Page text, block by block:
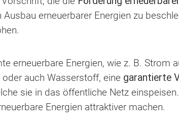
erneuerbarer Energien zu
erneuerbare Energien, wie z. B. Strom
auch Wasserstoff, eine garantierte
sie in das öffentliche Netz
Energien attraktiver machen.